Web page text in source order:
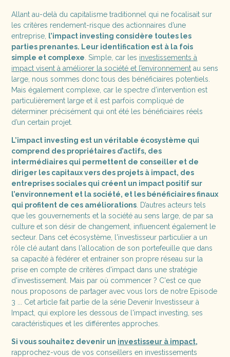
Allant au-delà du capitalisme traditionnel qui ne focalisait sur
les critères rendement-risque des actionnaires d’une
entreprise, l’impact investing considère toutes les
parties prenantes. Leur identification est à la fois
simple et complexe . Simple, car les investissements à
impact visent à améliorer la société et l’environnement au sens
large, nous sommes donc tous des bénéficiaires potentiels.
Mais également complexe, car le spectre d’intervention est
particulièrement large et il est parfois compliqué de
déterminer précisément qui ont été les bénéficiaires réels
d’un certain projet.
L’impact investing est un véritable écosystème qui
comprend des propriétaires d’actifs, des
intermédiaires qui permettent de conseiller et de
diriger les capitaux vers des projets à impact, des
entreprises sociales qui créent un impact positif sur
l’environnement et la société, et les bénéficiaires finaux
qui profitent de ces améliorations . D’autres acteurs tels
que les gouvernements et la société au sens large, de par sa
culture et son désir de changement, influencent également le
secteur. Dans cet écosystème, l'investisseur particulier a un
rôle clé autant dans l'allocation de son portefeuille que dans
sa capacité à fédérer et entrainer son propre réseau sur la
prise en compte de critères d'impact dans une stratégie
d'investissement. Mais par où commencer ? C'est ce que
nous proposons de partager avec vous lors de notre Episode
3 ... Cet article fait partie de la série Devenir Investisseur à
Impact, qui explore les dessous de l'impact investing, ses
caractéristiques et les différentes approches.
Si vous souhaitez devenir un investisseur à impact,
rapprochez-vous de vos conseillers en investissements